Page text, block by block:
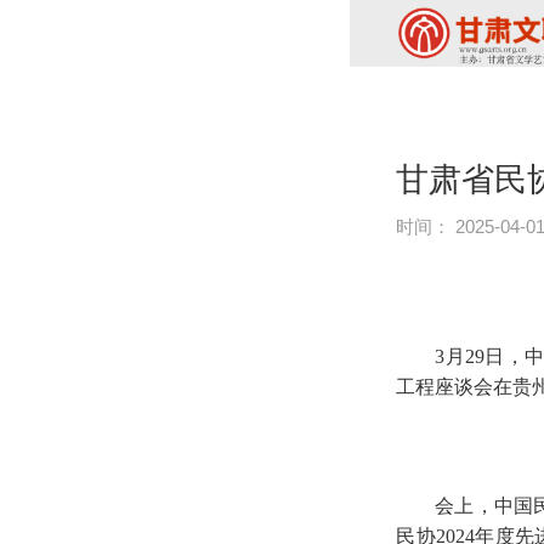
甘肃省民
时间： 2025-04-
3月29日，
工程座谈会在贵
会上，中国
民协2024年度